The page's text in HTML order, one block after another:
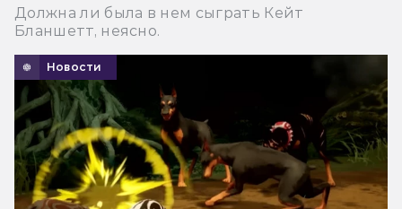
Должна ли была в нем сыграть Кейт
Бланшетт, неясно.
Новости